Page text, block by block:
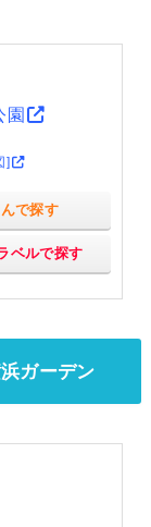
園
]
で探す
ベルで探す
ガーデン